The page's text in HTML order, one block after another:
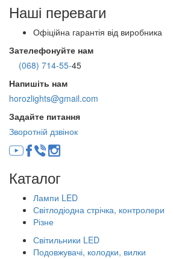
Наші переваги
Офіційна гарантія від виробника
Зателефонуйте нам
(068) 714-55-45
Напишіть нам
horozlights@gmail.com
Задайте питання
Зворотній дзвінок
Каталог
Лампи LED
Світлодіодна стрічка, контролери
Різне
Світильники LED
Подовжувачі, колодки, вилки